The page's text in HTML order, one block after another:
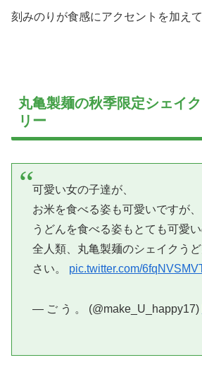
刻みのりが食感にアクセントを加えて
丸亀製麺の秋季限定シェイ
リー
可愛い女の子達が、
お米を食べる姿も可愛いですが、
うどんを食べる姿もとても可愛い
全人類、丸亀製麺のシェイクう
さい。 pic.twitter.com/
— ご う 。 (@make_U_happy17)